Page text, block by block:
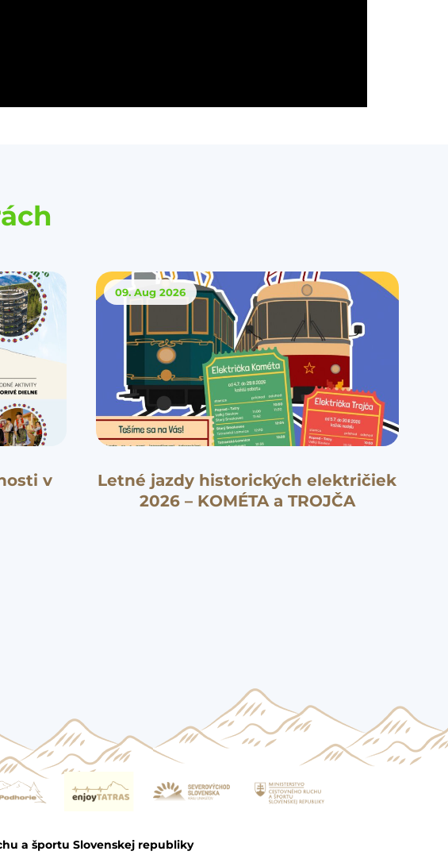
v
09. Aug2026
Letné jazdy historických električiek
2026 – KOMÉTA a TROJČA
a športu Slovenskej republiky